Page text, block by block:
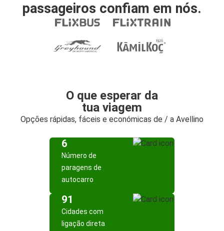
passageiros confiam em nós.
O que esperar da
tua viagem
Opções rápidas, fáceis e económicas de / a Avellino
6
Número de
paragens de
autocarro
91
Cidades com
ligação direta